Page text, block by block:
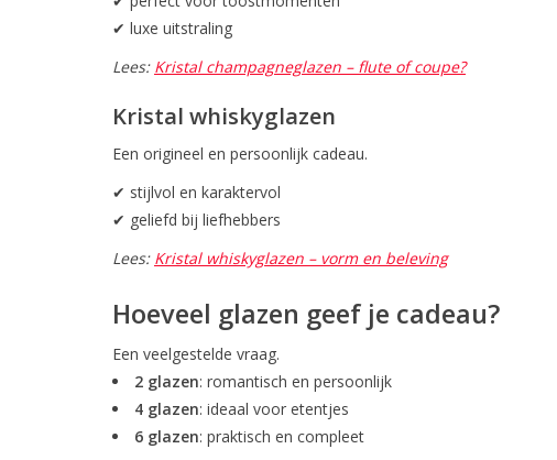
✔ luxe uitstraling
Lees: Kristal champagneglazen – flute of coupe?
Kristal whiskyglazen
Een origineel en persoonlijk cadeau.
✔ stijlvol en karaktervol
✔ geliefd bij liefhebbers
Lees: Kristal whiskyglazen – vorm en beleving
Hoeveel glazen geef je cadeau?
Een veelgestelde vraag.
2 glazen: romantisch en persoonlijk
4 glazen: ideaal voor etentjes
6 glazen: praktisch en compleet